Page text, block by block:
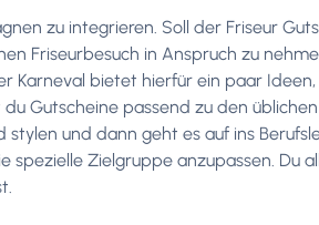
zu integrieren. Soll der Friseur
Friseurbesuch in Anspruch zu
Karneval bietet hierfür ein paar
Gutscheine passend zu den
und dann geht es auf ins
Zielgruppe anzupassen. Du